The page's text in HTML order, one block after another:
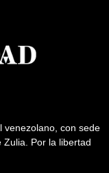
venezolano, con sede
Por la libertad